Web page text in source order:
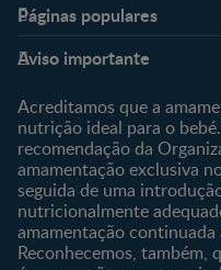
Páginas populares
Sobre Nós
Sobre o Clube
Clube Bebé Nestlé
Entrar/Registe-se
Aviso importante
Acreditamos que a
nutrição ideal para o
recomendação da
amamentação exclusiva
seguida de uma
nutricionalmente
amamentação continuada
Reconhecemos, também,